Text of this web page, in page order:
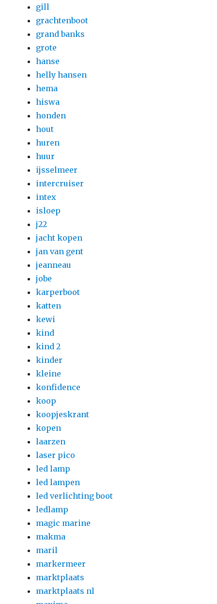
gill
grachtenboot
grand banks
grote
hanse
helly hansen
hema
hiswa
honden
hout
huren
huur
ijsselmeer
intercruiser
intex
isloep
j22
jacht kopen
jan van gent
jeanneau
jobe
karperboot
katten
kewi
kind
kind 2
kinder
kleine
konfidence
koop
koopjeskrant
kopen
laarzen
laser pico
led lamp
led lampen
led verlichting boot
ledlamp
magic marine
makma
maril
markermeer
marktplaats
marktplaats nl